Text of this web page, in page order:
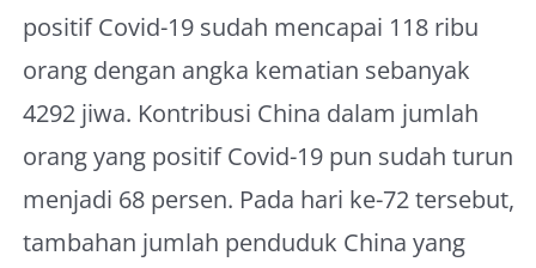
positif Covid-19 sudah mencapai 118 ribu
orang dengan angka kematian sebanyak
4292 jiwa. Kontribusi China dalam jumlah
orang yang positif Covid-19 pun sudah turun
menjadi 68 persen. Pada hari ke-72 tersebut,
tambahan jumlah penduduk China yang